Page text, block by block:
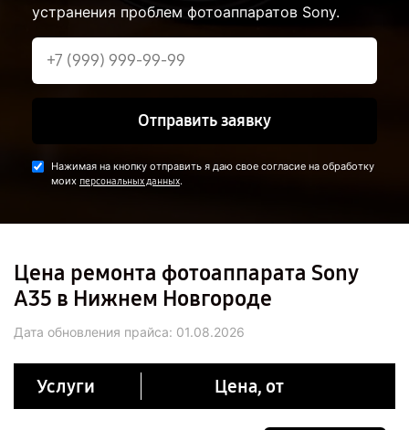
устранения проблем фотоаппаратов Sony.
Отправить заявку
Нажимая на кнопку отправить я даю свое согласие на обработку
моих персональных данных.
Цена ремонта фотоаппарата Sony
A35 в Нижнем Новгороде
Дата обновления прайса: 01.08.2026
Услуги Цена, от